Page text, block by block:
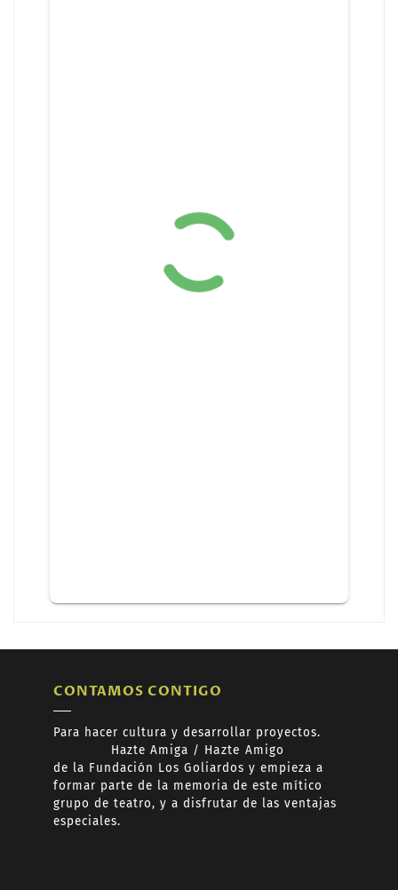
CONTAMOS CONTIGO
Para hacer cultura y desarrollar proyectos.
Hazte Amiga / Hazte Amigo
de la Fundación Los Goliardos y empieza a
formar parte de la memoria de este mítico
grupo de teatro, y a disfrutar de las ventajas
especiales.